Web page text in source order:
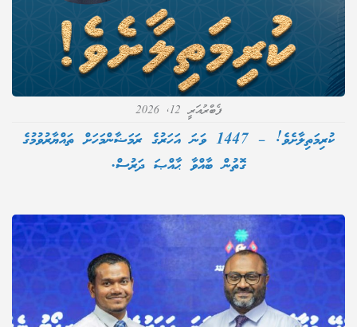
ފެބްރުއަރީ 12, 2026
ކުރިމަތިލާށެވެ! – 1447 ވަނަ އަހަރުގެ ރަމަޟާންމަހަށް ތައްޔާރުވުމުގެ
ގޮތުން ބާއްވާ ޙާއްޞަ ދަރުސް.